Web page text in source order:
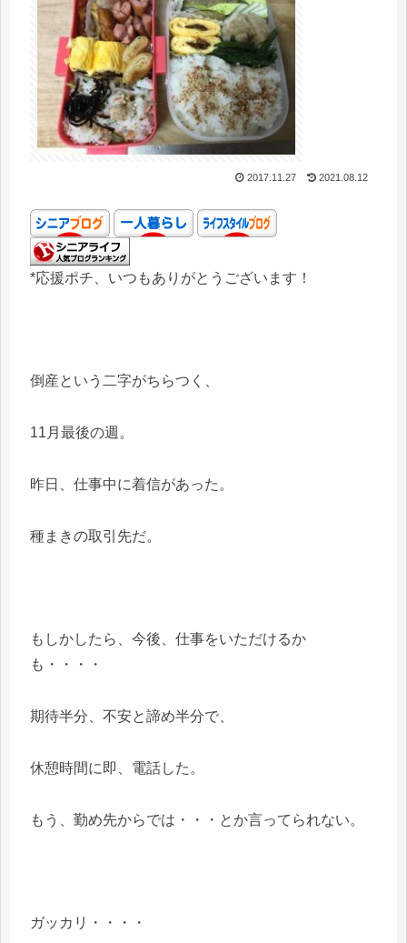
2017.11.27 2021.08.12
*応援ポチ、いつもありがとうございます！
倒産という二字がちらつく、
11月最後の週。
昨日、仕事中に着信があった。
種まきの取引先だ。
もしかしたら、今後、仕事をいただけるか
も・・・・
期待半分、不安と諦め半分で、
休憩時間に即、電話した。
もう、勤め先からでは・・・とか言ってられない。
ガッカリ・・・・